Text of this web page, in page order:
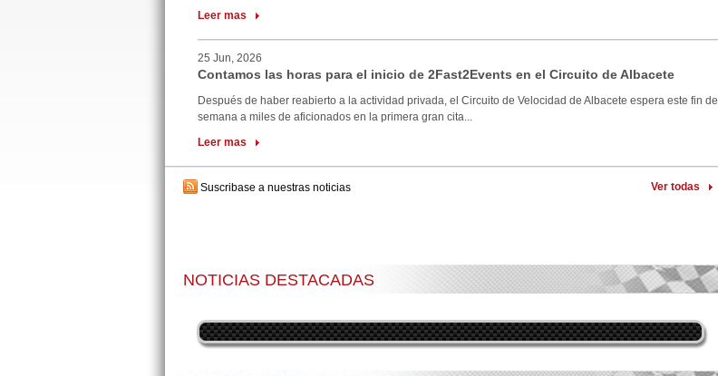
Leer mas
25 Jun, 2026
Contamos las horas para el inicio de 2Fast2Events en el Circuito de Albacete
Después de haber reabierto a la actividad privada, el Circuito de Velocidad de Albacete espera este fin de
semana a miles de aficionados en la primera gran cita...
Leer mas
Ver todas
Suscribase a nuestras noticias
NOTICIAS DESTACADAS